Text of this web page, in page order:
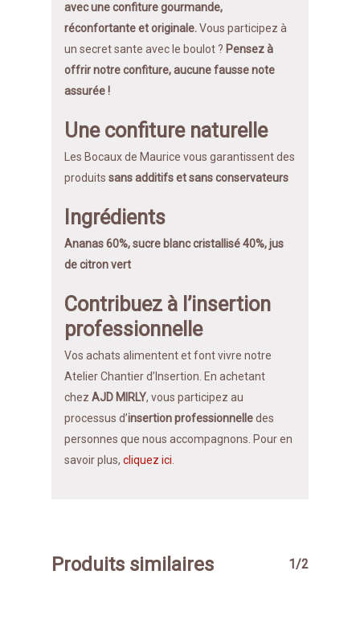
avec une confiture gourmande,
réconfortante et originale.Vous participez à
un secret sante avec le boulot ? Pensez à
offrir notre confiture, aucune fausse note
assurée !
Une confiture naturelle
Les Bocaux de Maurice vous garantissent des
produits sans additifs et sans conservateurs
Ingrédients
Ananas 60%,sucre blanc cristallisé 40%, jus
de citron vert
Contribuez à l’insertion
professionnelle
Vos achats alimentent et font vivre notre
Atelier Chantier d’Insertion. En achetant
chez AJD MIRLY, vous participez au
processus d’insertion professionnelledes
personnes que nous accompagnons. Pour en
savoir plus, cliquez ici
Produits similaires 1/2